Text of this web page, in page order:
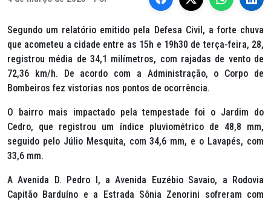
Segundo um relatório emitido pela Defesa Civil, a forte chuva
que acometeu a cidade entre as 15h e 19h30 de terça-feira, 28,
registrou média de 34,1 milímetros, com rajadas de vento de
72,36 km/h. De acordo com a Administração, o Corpo de
Bombeiros fez vistorias nos pontos de ocorrência.
O bairro mais impactado pela tempestade foi o Jardim do
Cedro, que registrou um índice pluviométrico de 48,8 mm,
seguido pelo Júlio Mesquita, com 34,6 mm, e o Lavapés, com
33,6 mm.
A Avenida D. Pedro I, a Avenida Euzébio Savaio, a Rodovia
Capitão Barduíno e a Estrada Sônia Zenorini sofreram com